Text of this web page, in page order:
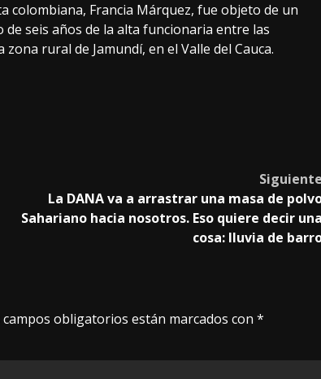
colombiana, Francia Márquez, fue objeto de un
seis años de la alta funcionaria entre las
rural de Jamundí, en el Valle del Cauca.
Siguiente
La DANA va a arrastrar una masa de
Sahariano hacia nosotros. Eso quiere decir una
cosa: lluvia de
campos obligatorios están marcados con *